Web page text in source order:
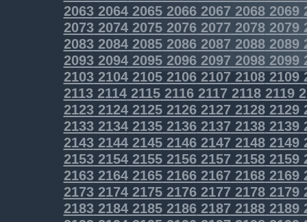
20632064206520662067 20682069
20732074207520762077 20782079
20832084208520862087 20882089
20932094209520962097 20982099
2103210421052106210721082109
2113211421152116211721182119
2123212421252126212721282129
2133213421352136213721382139
2143214421452146214721482149
2153215421552156215721582159
2163216421652166216721682169
2173217421752176217721782179
2183218421852186218721882189